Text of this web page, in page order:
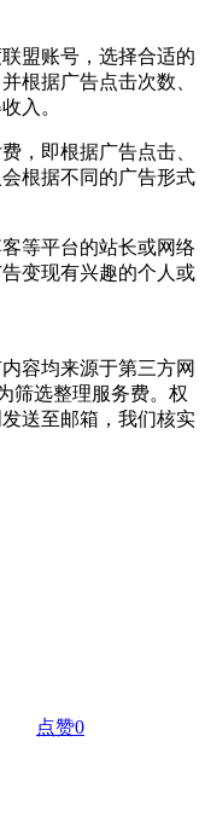
盟账号，选择合适的
根据广告点击次数、
入。
，即根据广告点击、
根据不同的广告形式
等平台的站长或网络
变现有兴趣的个人或
容均来源于第三方网
筛选整理服务费。权
送至邮箱，我们核实
点赞0